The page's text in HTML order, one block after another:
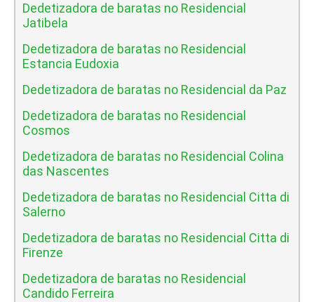
Dedetizadora de baratas no Residencial
Jatibela
Dedetizadora de baratas no Residencial
Estancia Eudoxia
Dedetizadora de baratas no Residencial da Paz
Dedetizadora de baratas no Residencial
Cosmos
Dedetizadora de baratas no Residencial Colina
das Nascentes
Dedetizadora de baratas no Residencial Citta di
Salerno
Dedetizadora de baratas no Residencial Citta di
Firenze
Dedetizadora de baratas no Residencial
Candido Ferreira